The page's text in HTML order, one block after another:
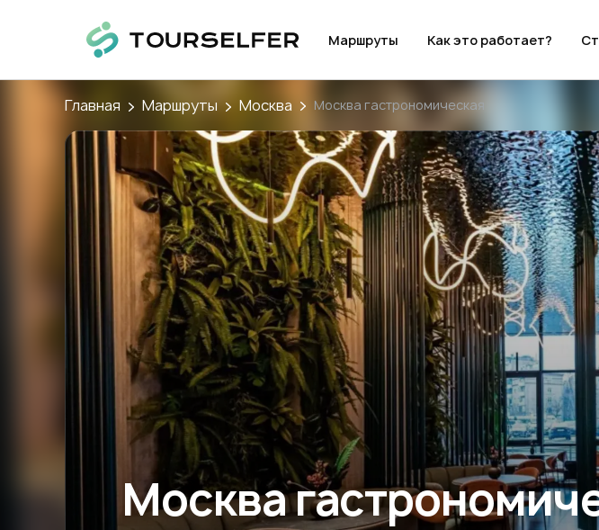
Маршруты Как это работает?
Главная Маршруты Москва Москва гастрономическая
Москва